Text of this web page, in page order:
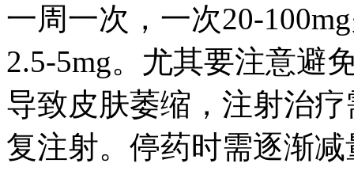
一周一次，一次20-
2.5-5mg。尤其要注意避
导致皮肤萎缩，注射治
复注射。停药时需逐渐